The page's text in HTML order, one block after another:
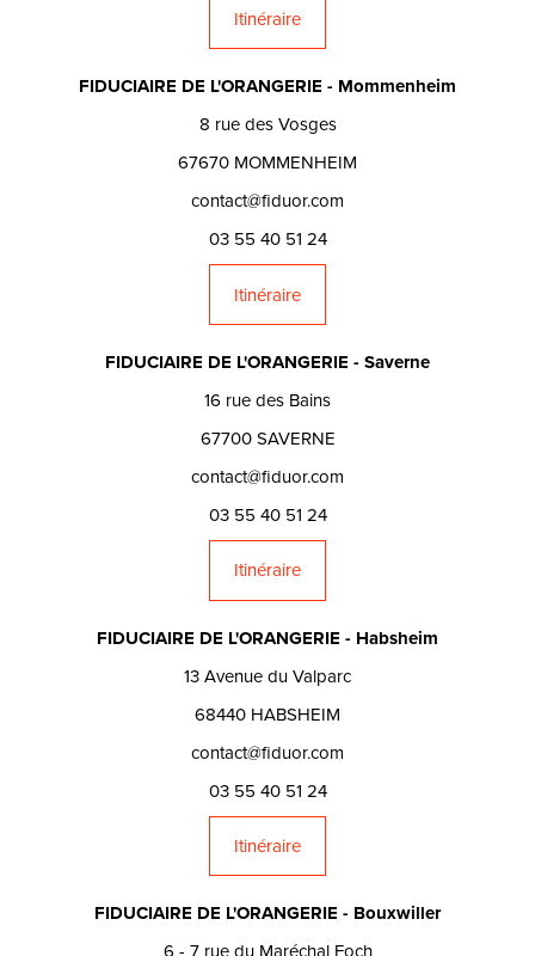
Itinéraire
FIDUCIAIRE DE L'ORANGERIE - Mommenheim
8 rue des Vosges
67670 MOMMENHEIM
contact@fiduor.com
03 55 40 51 24
Itinéraire
FIDUCIAIRE DE L'ORANGERIE - Saverne
16 rue des Bains
67700 SAVERNE
contact@fiduor.com
03 55 40 51 24
Itinéraire
FIDUCIAIRE DE L'ORANGERIE - Habsheim
13 Avenue du Valparc
68440 HABSHEIM
contact@fiduor.com
03 55 40 51 24
Itinéraire
FIDUCIAIRE DE L'ORANGERIE - Bouxwiller